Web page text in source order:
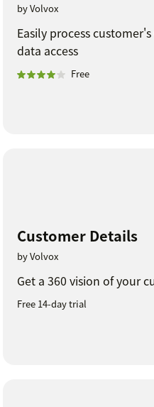
by Volvox
Easily process
data access
Free
Customer Details
by Volvox
Get a 360 vision of your
Free 14-day trial